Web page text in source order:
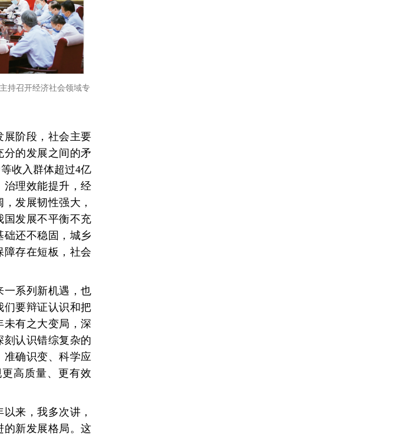
持召开经济社会领域专
展阶段，社会主要
分的发展之间的矛
收入群体超过4亿
治理效能提升，经
发展韧性强大，
国发展不平衡不充
础还不稳固，城乡
障存在短板，社会
一系列新机遇，也
们要辩证认识和把
未有之大变局，深
刻认识错综复杂的
准确识变、科学应
高质量、更有效
来，我多次讲，
的新发展格局。这